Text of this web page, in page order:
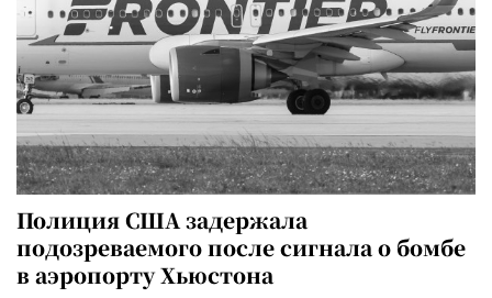
Полиция США задержала
подозреваемого после сигнала о бомбе
в аэропорту Хьюстона